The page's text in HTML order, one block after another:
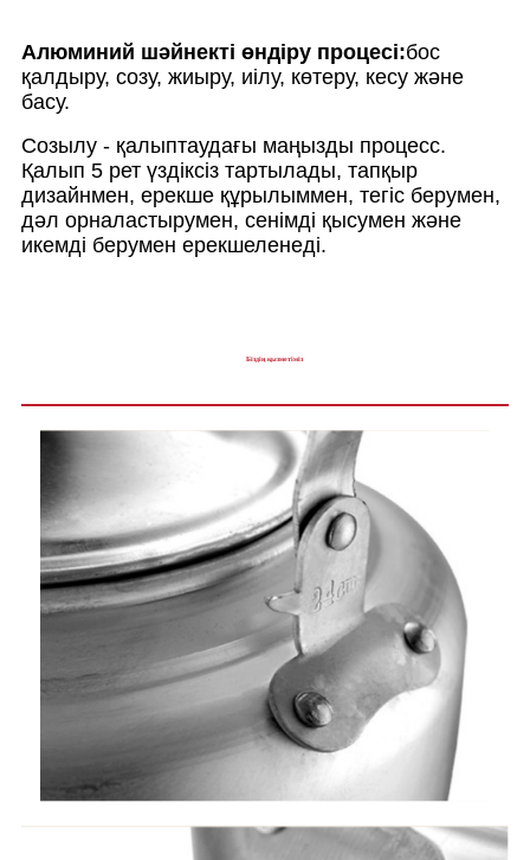
Алюминий шәйнекті өндіру процесі:бос
қалдыру, созу, жиыру, иілу, көтеру, кесу және
басу.
Созылу - қалыптаудағы маңызды процесс.
Қалып 5 рет үздіксіз тартылады, тапқыр
дизайнмен, ерекше құрылыммен, тегіс берумен,
дәл орналастырумен, сенімді қысумен және
икемді берумен ерекшеленеді.
Біздің қызметіміз